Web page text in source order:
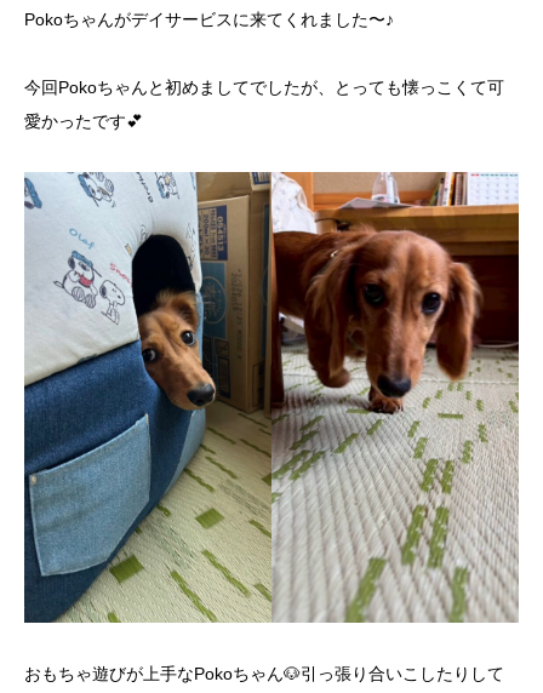
Pokoちゃんがデイサービスに来てくれました〜♪
今回Pokoちゃんと初めましてでしたが、とっても懐っこくて可
愛かったです💕
おもちゃ遊びが上手なPokoちゃん🐶引っ張り合いこしたりして